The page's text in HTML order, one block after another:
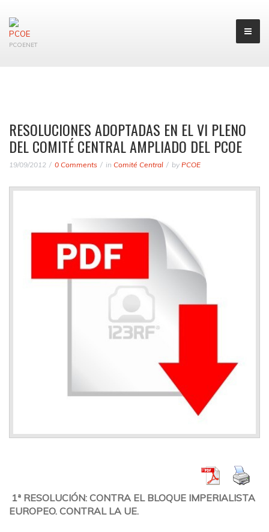
PCOENET
RESOLUCIONES ADOPTADAS EN EL VI PLENO
DEL COMITÉ CENTRAL AMPLIADO DEL PCOE
19/09/2012 0 Comments in Comité Central by PCOE
1ª RESOLUCIÓN: CONTRA EL BLOQUE IMPERIALISTA
EUROPEO. CONTRAL LA UE.